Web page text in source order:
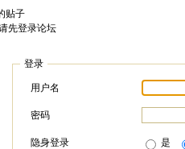
贴子
先登录论坛
登录
用户名
密码
隐身登录 是